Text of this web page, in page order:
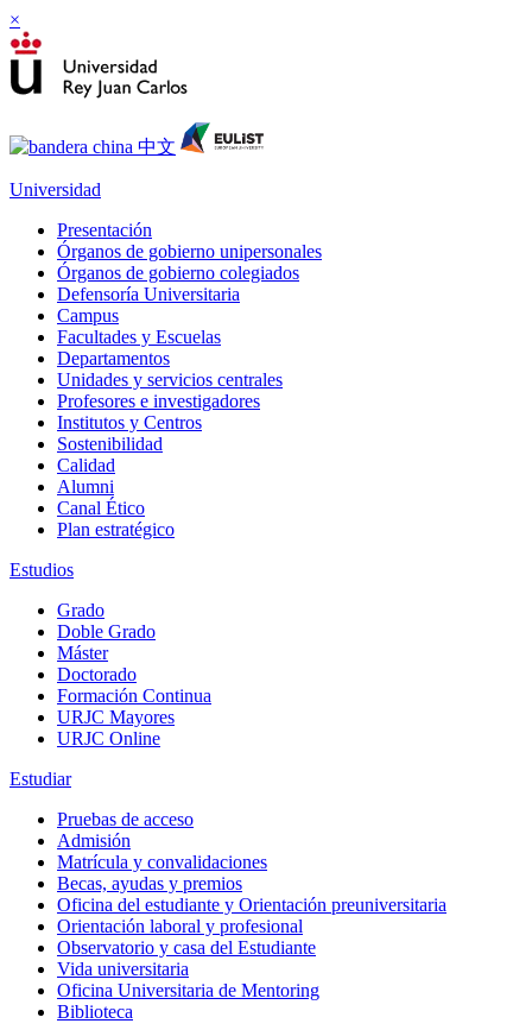
×
Universidad
Presentación
Órganos de gobierno unipersonales
Órganos de gobierno colegiados
Defensoría Universitaria
Campus
Facultades y Escuelas
Departamentos
Unidades y servicios centrales
Profesores e investigadores
Institutos y Centros
Sostenibilidad
Calidad
Alumni
Canal Ético
Plan estratégico
Estudios
Grado
Doble Grado
Máster
Doctorado
Formación Continua
URJC Mayores
URJC Online
Estudiar
Pruebas de acceso
Admisión
Matrícula y convalidaciones
Becas, ayudas y premios
Oficina del estudiante y Orientación preuniversitaria
Orientación laboral y profesional
Observatorio y casa del Estudiante
Vida universitaria
Oficina Universitaria de Mentoring
Biblioteca